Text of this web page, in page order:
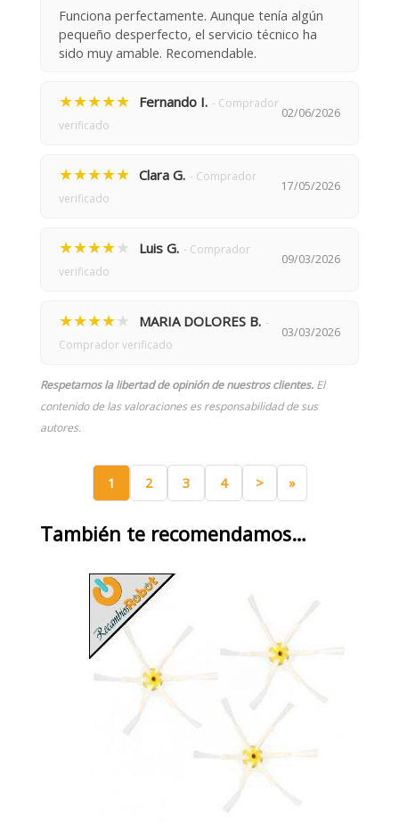
Funciona perfectamente. Aunque tenía algún
pequeño desperfecto, el servicio técnico ha
sido muy amable. Recomendable.
★★★★★ Fernando I. - Comprador
verificado
02/06/2026
★★★★★ Clara G. - Comprador
verificado
17/05/2026
★★★★★ Luis G. - Comprador
verificado
09/03/2026
★★★★★ MARIA DOLORES B. -
Comprador verificado
03/03/2026
Respetamos la libertad de opinión de nuestros clientes. El
contenido de las valoraciones es responsabilidad de sus
autores.
1 2 3 4 > »
También te recomendamos…